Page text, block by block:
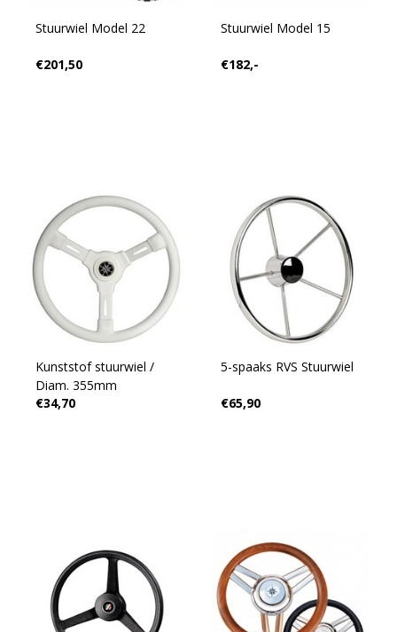
Stuurwiel Model 22
€201,50
Stuurwiel Model 15
€182,-
Kunststof stuurwiel /
Diam. 355mm
€34,70
5-spaaks RVS Stuurwiel
€65,90